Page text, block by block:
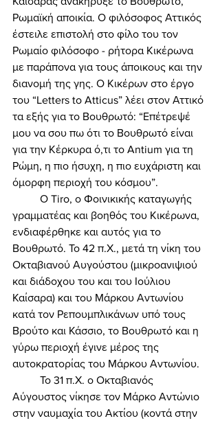
Ρωμαϊκή αποικία. Ο φιλόσοφος Αττικός
έστειλε επιστολή στο φίλο του τον
Ρωμαίο φιλόσοφο - ρήτορα Κικέρωνα
με παράπονα για τους άποικους και την
διανομή της γης. Ο Κικέρων στο έργο
του “Letters to Atticus” λέει στον Αττικό
τα εξής για το Βουθρωτό: “Επέτρεψέ
μου να σου πω ότι το Βουθρωτό είναι
για την Κέρκυρα ό,τι το Antium για τη
Ρώμη, η πιο ήσυχη, η πιο ευχάριστη και
όμορφη περιοχή του κόσμου”.
γραμματέας και βοηθός του Κικέρωνα,
ενδιαφέρθηκε και αυτός για το
Βουθρωτό. Το 42 π.Χ., μετά τη νίκη του
Οκταβιανού Αυγούστου (μικροανιψιού
και διάδοχου του και του Ιούλιου
Καίσαρα) και του Μάρκου Αντωνίου
κατά τον Ρεπουμπλικάνων υπό τους
Βρούτο και Κάσσιο, το Βουθρωτό και η
γύρω περιοχή έγινε μέρος της
αυτοκρατορίας του Μάρκου Αντωνίου.
Αύγουστος νίκησε τον Μάρκο Αντώνιο
στην ναυμαχία του Ακτίου (κοντά στην